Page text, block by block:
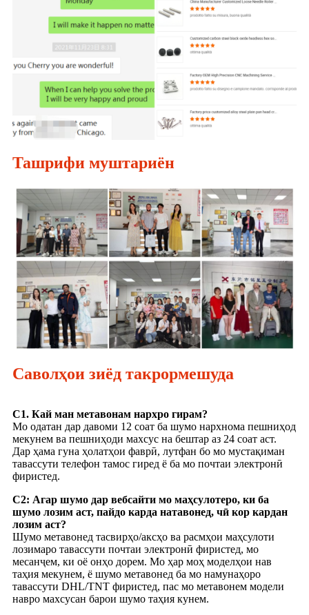
Ташрифи муштариён
Саволҳои зиёд такрормешуда
С1. Кай ман метавонам нархро гирам?
Мо одатан дар давоми 12 соат ба шумо нархнома пешниҳод
мекунем ва пешниҳоди махсус на бештар аз 24 соат аст.
Дар ҳама гуна ҳолатҳои фаврӣ, лутфан бо мо мустақиман
тавассути телефон тамос гиред ё ба мо почтаи электронӣ
фиристед.
С2: Агар шумо дар вебсайти мо маҳсулотеро, ки ба
шумо лозим аст, пайдо карда натавонед, чӣ кор кардан
лозим аст?
Шумо метавонед тасвирҳо/аксҳо ва расмҳои маҳсулоти
лозимаро тавассути почтаи электронӣ фиристед, мо
месанҷем, ки оё онҳо дорем. Мо ҳар моҳ моделҳои нав
таҳия мекунем, ё шумо метавонед ба мо намунаҳоро
тавассути DHL/TNT фиристед, пас мо метавонем модели
навро махсусан барои шумо таҳия кунем.